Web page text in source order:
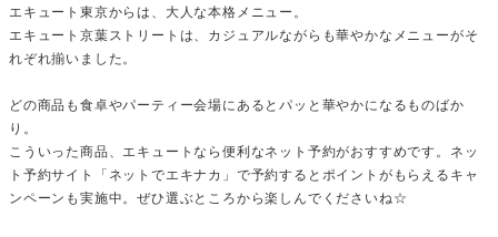
エキュート東京からは、大人な本格メニュー。
エキュート京葉ストリートは、カジュアルながらも華やかなメニューがそ
れぞれ揃いました。
どの商品も食卓やパーティー会場にあるとパッと華やかになるものばか
り。
こういった商品、エキュートなら便利なネット予約がおすすめです。ネッ
ト予約サイト「ネットでエキナカ」で予約するとポイントがもらえるキャ
ンペーンも実施中。ぜひ選ぶところから楽しんでくださいね☆